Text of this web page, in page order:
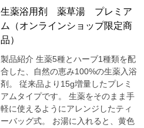
生薬浴用剤 薬草湯 プレミア
ム（オンラインショップ限定商
品）
製品紹介 生薬5種とハーブ1種類を配
合した、自然の恵み100%の生薬入浴
剤。 従来品より15g増量したプレミ
アムタイプです。 生薬をそのまま手
軽に使えるようにアレンジしたティ
ーバッグ式。 お湯に入れると、黄色